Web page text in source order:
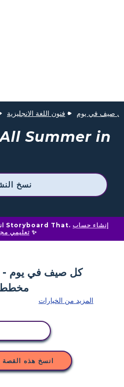
فنون اللغة الانجليزية صيف في يوم
All Summer in
نسخ
انضم إلى ملايين المعلمين على Storyboard That. إنشاء حساب
تعليمي✨
المزيد من الخيارات
انسخ هذه القصة